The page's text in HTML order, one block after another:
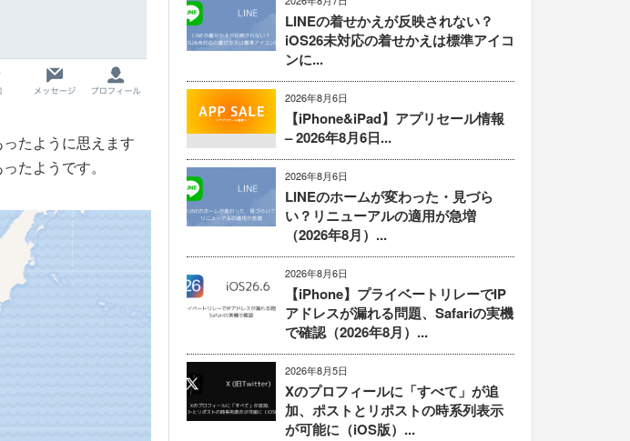
たように思えます
たようです。
LINEの着せかえが反映されない？
iOS26未対応の着せかえは標準アイコ
ンに...
2026年8月6日
【iPhone&iPad】アプリセール情報
– 2026年8月6日...
2026年8月6日
LINEのホームが変わった・見づら
い？リニューアルの適用が急増
（2026年8月）...
2026年8月6日
【iPhone】プライベートリレーでIP
アドレスが漏れる問題、Safariの実機
で確認（2026年8月）...
2026年8月5日
Xのプロフィールに「すべて」が追
加、ポストとリポストの時系列表示
が可能に（iOS版）...